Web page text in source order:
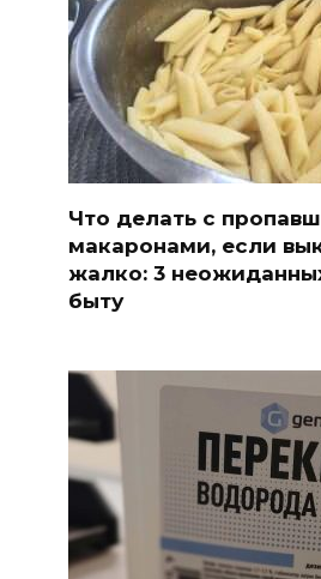
Что делать с
макаронами, если
жалко: 3
быту